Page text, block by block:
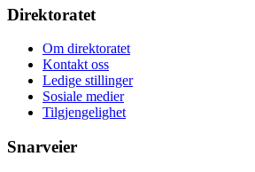
Direktoratet
Om direktoratet
Kontakt oss
Ledige stillinger
Sosiale medier
Tilgjengelighet
Snarveier